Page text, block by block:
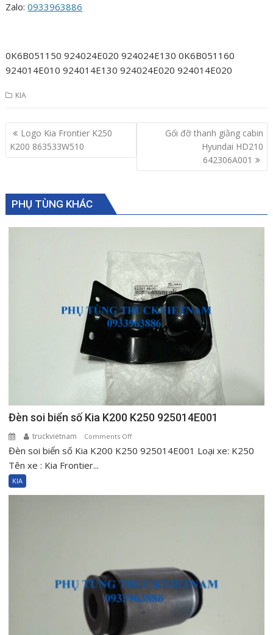
Zalo:0933963886
0K6B051150 924024E020 924024E130 0K6B051160
924014E010 924014E130 924024E020 924014E020
KIA
Post
navigation
Logo Kia Frontier K250
K200 863533W510
Gối đỡ thanh giằng cabin
Hyundai HD210
642306A001
PHỤ TÙNG KHÁC
Đèn soi biển số Kia K200 K250 925014E001
truckvietnam Comments Offon
Đèn
Đèn soi biển số Kia K200 K250 925014E001 Loại xe: K250
Tên xe : Kia Frontier...
KIA